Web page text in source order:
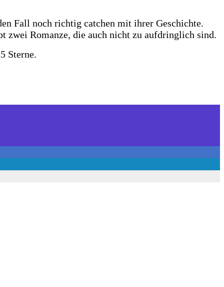
Fall noch richtig catchen mit ihrer Geschichte.
zwei Romanze, die auch nicht zu aufdringlich sind.
Sterne.